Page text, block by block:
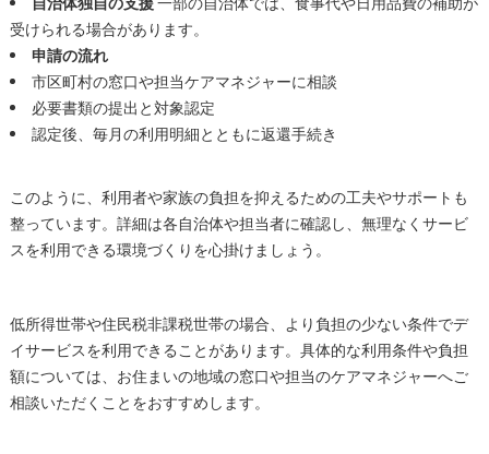
受けられる場合があります。
申請の流れ
市区町村の窓口や担当ケアマネジャーに相談
必要書類の提出と対象認定
認定後、毎月の利用明細とともに返還手続き
このように、利用者や家族の負担を抑えるための工夫やサポートも
整っています。詳細は各自治体や担当者に確認し、無理なくサービ
スを利用できる環境づくりを心掛けましょう。
低所得世帯や住民税非課税世帯の場合、より負担の少ない条件でデ
イサービスを利用できることがあります。具体的な利用条件や負担
額については、お住まいの地域の窓口や担当のケアマネジャーへご
相談いただくことをおすすめします。